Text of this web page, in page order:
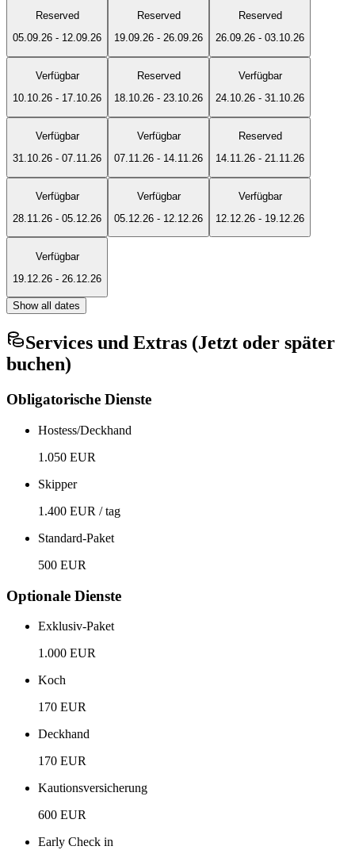
Reserved
05.09.26 - 12.09.26
Reserved
19.09.26 - 26.09.26
Reserved
26.09.26 - 03.10.26
Verfügbar
10.10.26 - 17.10.26
Reserved
18.10.26 - 23.10.26
Verfügbar
24.10.26 - 31.10.26
Verfügbar
31.10.26 - 07.11.26
Verfügbar
07.11.26 - 14.11.26
Reserved
14.11.26 - 21.11.26
Verfügbar
28.11.26 - 05.12.26
Verfügbar
05.12.26 - 12.12.26
Verfügbar
12.12.26 - 19.12.26
Verfügbar
19.12.26 - 26.12.26
Show all dates
Services und Extras (Jetzt oder später
buchen)
Obligatorische Dienste
Hostess/Deckhand
1.050 EUR
Skipper
1.400 EUR / tag
Standard-Paket
500 EUR
Optionale Dienste
Exklusiv-Paket
1.000 EUR
Koch
170 EUR
Deckhand
170 EUR
Kautionsversicherung
600 EUR
Early Check in